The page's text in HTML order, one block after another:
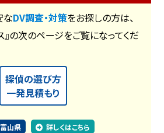
なDV調査・対策をお探しの方は、
』の次のページをご覧になってくだ
探偵の選び方
一発見積もり
富山県 詳しくはこちら